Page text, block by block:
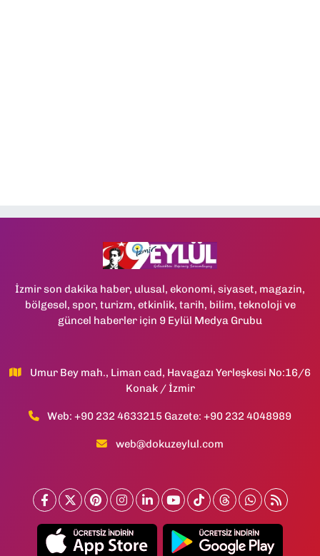
İzmir son dakika haber, ulusal, ekonomi, siyaset, magazin,
bölgesel, spor, turizm, etkinlik, tarih, bilim, teknoloji ve
güncel haberler için 9 Eylül Medya Grubu
Umur Bey mah., Liman cad, Havagazı Yerleşkesi No:16/6
Konak / İzmir
Web: +90 232 4633215 Gazete: +90 232 4048989
web@dokuzeylul.com